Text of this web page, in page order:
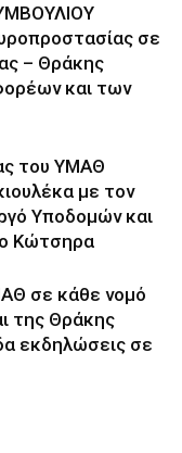
σε
– Θράκης
και των
του ΥΜΑΘ
με τον
Υποδομών και
Κώτσηρα
σε κάθε νομό
της Θράκης
εκδηλώσεις σε